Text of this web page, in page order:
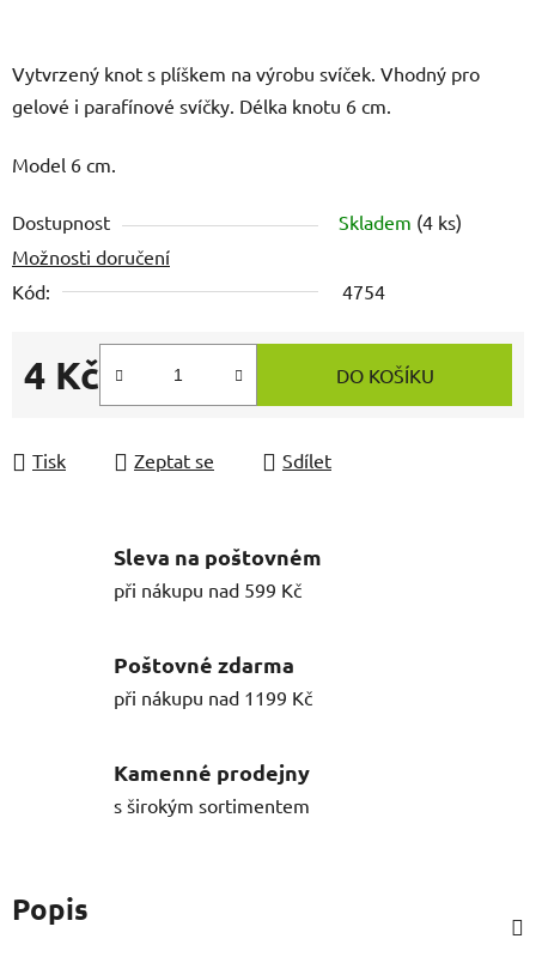
Vytvrzený knot s plíškem na výrobu svíček. Vhodný pro
gelové i parafínové svíčky. Délka knotu 6 cm.
Model 6 cm.
Dostupnost Skladem (4 ks)
Možnosti doručení
Kód:
4754
4 Kč
Měrná cena:
DO KOŠÍKU
Tisk Zeptat se Sdílet
Sleva na poštovném
při nákupu nad 599 Kč
Poštovné zdarma
při nákupu nad 1199 Kč
Kamenné prodejny
s širokým sortimentem
Popis